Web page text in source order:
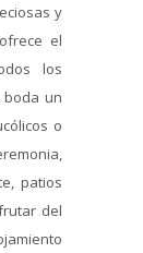
y
el
los
un
o
patios
del